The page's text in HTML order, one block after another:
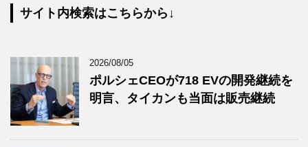
サイト内検索はこちらから↓
2026/08/05
ポルシェCEOが718 EVの開発継続を
明言、タイカンも当面は販売継続